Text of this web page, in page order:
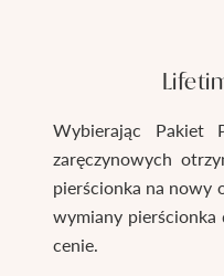
Wybierając Pakiet
zaręczynowych
pierścionka na nowy
wymiany pierścionka
cenie.